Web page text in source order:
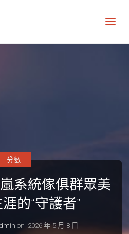
系統傢俱群眾美
的“守護者”
on 2026 年 5 月 8 日
分數